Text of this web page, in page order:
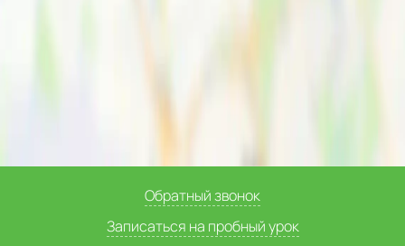
Обратный звонок
Записаться на пробный урок